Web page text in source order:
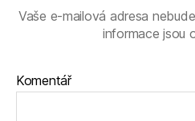
Vaše e-mailová adresa
informace jsou
Komentář